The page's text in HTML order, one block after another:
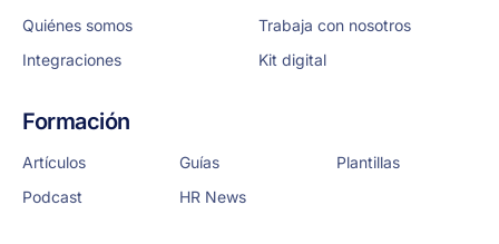
Quiénes somos
Trabaja con nosotros
Integraciones
Kit digital
Formación
Artículos Guías
Plantillas
Podcast
HR News